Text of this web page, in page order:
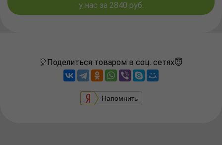
у нас за 2840 руб.
🎈Поделиться товаром в соц. сетях😇
Напомнить